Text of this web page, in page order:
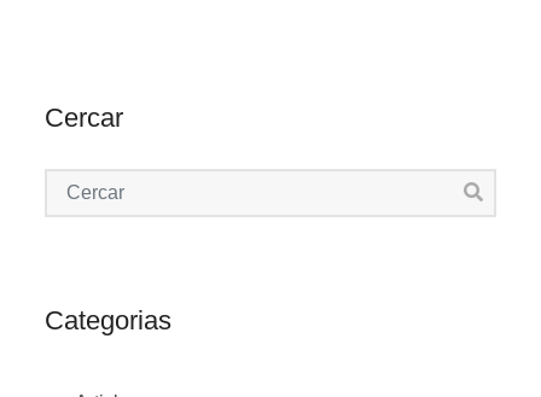
Cercar
Categorias